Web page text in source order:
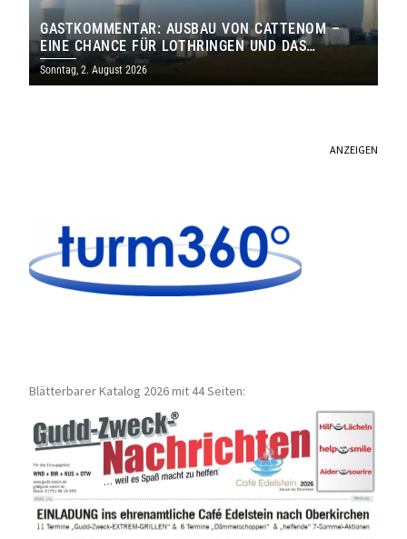
GASTKOMMENTAR: AUSBAU VON CATTENOM –
EINE CHANCE FÜR LOTHRINGEN UND DAS
SAARLAND
Sonntag, 2. August 2026
ANZEIGEN
Blätterbarer Katalog 2026 mit 44 Seiten: